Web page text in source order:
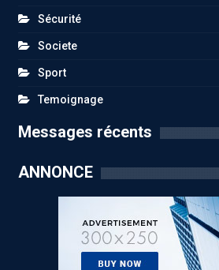
Sécurité
Societe
Sport
Temoignage
Messages récents
ANNONCE